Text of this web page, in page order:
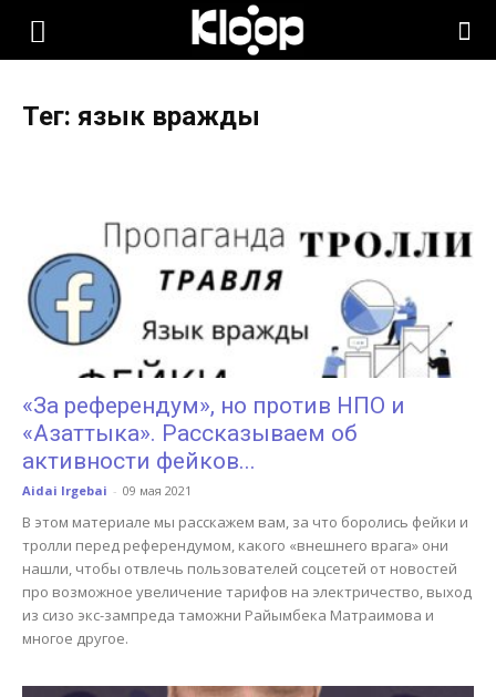
KLOOP.KG
Кыргызстана
Тег: язык вражды
«За референдум», но против НПО и
«Азаттыка». Рассказываем об
активности фейков...
Aidai Irgebai - 09 мая 2021
В этом материале мы расскажем вам, за что боролись фейки и
тролли перед референдумом, какого «внешнего врага» они
нашли, чтобы отвлечь пользователей соцсетей от новостей
про возможное увеличение тарифов на электричество, выход
из сизо экс-зампреда таможни Райымбека Матраимова и
многое другое.